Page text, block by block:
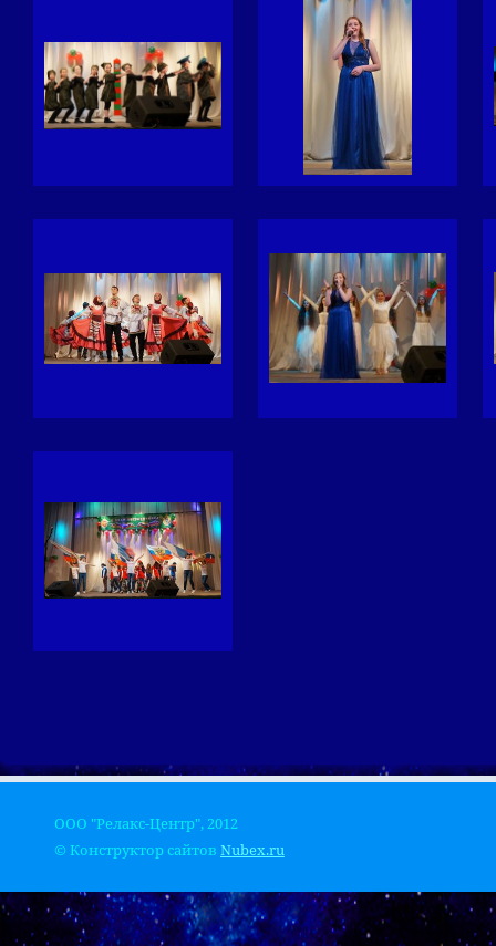
ООО "Релакс-Центр", 2012
© Конструктор сайтов Nubex.ru